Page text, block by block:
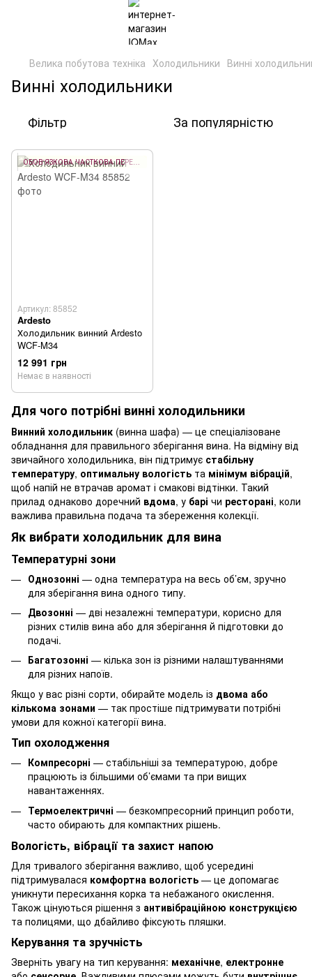
Велика побутова техніка Холодильники Винні
Винні холодильники
Фільтр За популярністю
ОБОВ'ЯЗКОВА ЧАСТКОВА ПЕРЕДОПЛАТА 10%
Артикул: 85852
Ardesto
Холодильник винний Ardesto
WCF-M34
12 991 грн
Немає в наявності
Для чого потрібні винні холодильники
Винний холодильник (винна шафа) — це спеціалізоване
обладнання для правильного зберігання вина. На відміну від
звичайного холодильника, він підтримує стабільну
температуру, оптимальну вологість та мінімум вібрацій,
щоб напій не втрачав аромат і смакові відтінки. Такий
прилад однаково доречний вдома, у барі чи ресторані, коли
важлива правильна подача та збереження колекції.
Як вибрати холодильник для вина
Температурні зони
Однозонні — одна температура на весь об’єм, зручно
для зберігання вина одного типу.
Двозонні — дві незалежні температури, корисно для
різних стилів вина або для зберігання й підготовки до
подачі.
Багатозонні — кілька зон із різними налаштуваннями
для різних напоїв.
Якщо у вас різні сорти, обирайте модель із двома або
кількома зонами — так простіше підтримувати потрібні
умови для кожної категорії вина.
Тип охолодження
Компресорні — стабільніші за температурою, добре
працюють із більшими об’ємами та при вищих
навантаженнях.
Термоелектричні — безкомпресорний принцип роботи,
часто обирають для компактних рішень.
Вологість, вібрації та захист напою
Для тривалого зберігання важливо, щоб усередині
підтримувалася комфортна вологість — це допомагає
уникнути пересихання корка та небажаного окислення.
Також цінуються рішення з антивібраційною конструкцією
та полицями, що дбайливо фіксують пляшки.
Керування та зручність
Зверніть увагу на тип керування: механічне, електронне